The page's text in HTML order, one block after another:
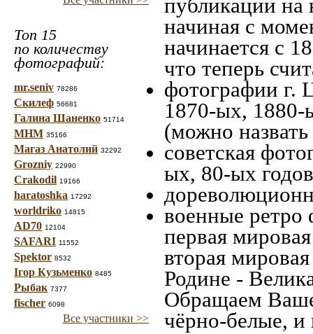
Топ 15
по количеству
фотографий:
mr.seniv 78286
Скилеф 56681
Галина Шаненко 51714
МНМ 35166
Магаз Анатолий 32292
Grozniy 22990
Crakodil 19166
haratoshka 17292
worldriko 14815
AD70 12104
SAFARI 11552
Spektor 8532
Ігор Кузьменко 8485
Рыбак 7377
fischer 6098
Все участники >>
публикации
начиная c
начинается с
что теперь
фотографии г.
1870-ых, 1880-
(можно
советская
ых, 80-ых
военные ретро
первая
вторая
Родине -
Обращаем
чёрно-белые, и